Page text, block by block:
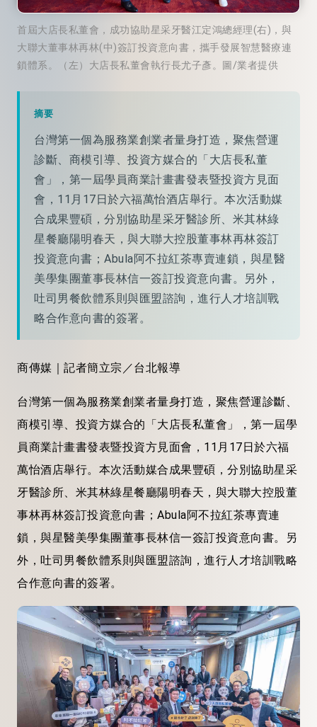
首屆大店長私董會，成功協助星采牙醫江定鴻總經理(右)，與
大聯大董事林再林(中)簽訂投資意向書，攜手發展智慧醫療連
鎖體系。（左）大店長私董會執行長尤子彥。圖/業者提供
摘要
台灣第一個為服務業創業者量身打造，聚焦營運
診斷、商模引導、投資方媒合的「大店長私董
會」，第一屆學員商業計畫書發表暨投資方見面
會，11月17日於六福萬怡酒店舉行。本次活動媒
合成果豐碩，分別協助星采牙醫診所、米其林綠
星餐廳陽明春天，與大聯大控股董事林再林簽訂
投資意向書；Abula阿不拉紅茶專賣連鎖，與星醫
美學集團董事長林信一簽訂投資意向書。另外，
吐司男餐飲體系則與匯盟諮詢，進行人才培訓戰
略合作意向書的簽署。
商傳媒｜記者簡立宗／台北報導
台灣第一個為服務業創業者量身打造，聚焦營運診斷、
商模引導、投資方媒合的「大店長私董會」，第一屆學
員商業計畫書發表暨投資方見面會，11月17日於六福
萬怡酒店舉行。本次活動媒合成果豐碩，分別協助星采
牙醫診所、米其林綠星餐廳陽明春天，與大聯大控股董
事林再林簽訂投資意向書；Abula阿不拉紅茶專賣連
鎖，與星醫美學集團董事長林信一簽訂投資意向書。另
外，吐司男餐飲體系則與匯盟諮詢，進行人才培訓戰略
合作意向書的簽署。